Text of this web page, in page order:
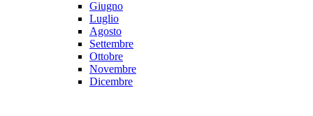
Giugno
Luglio
Agosto
Settembre
Ottobre
Novembre
Dicembre